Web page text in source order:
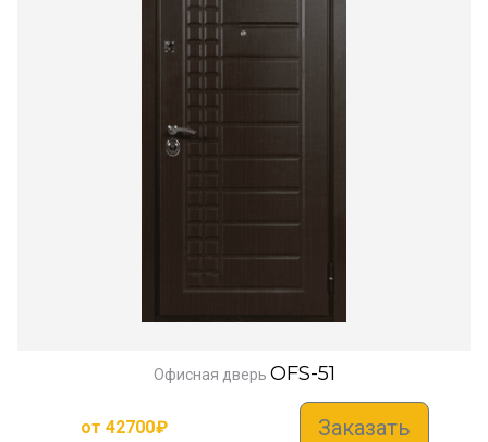
Офисная дверь OFS-51
от 42700₽ Заказать